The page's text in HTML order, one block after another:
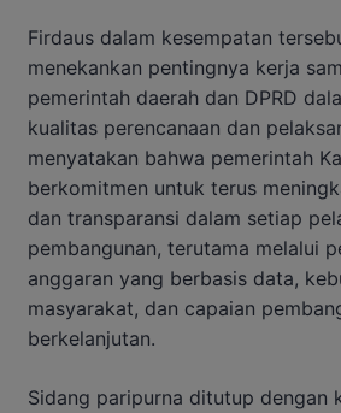
Firdaus dalam kesempatan
menekankan pentingnya kerja
pemerintah daerah dan DPRD
kualitas perencanaan dan
menyatakan bahwa pemerintah
berkomitmen untuk terus
dan transparansi dalam setiap
pembangunan, terutama melalui
anggaran yang berbasis data,
masyarakat, dan capaian
berkelanjutan.
Sidang paripurna ditutup dengan